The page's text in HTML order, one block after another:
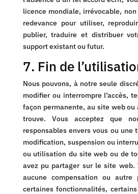
licence mondiale, irrévocable,
redevance pour utiliser,
publier, traduire et distribuer
support existant ou futur.
7. Fin de
Nous pouvons, à notre seule
modifier ou interrompre l’accès,
façon permanente, au site web ou
trouve. Vous acceptez que
responsables envers vous ou
modification, suspension ou
ou utilisation du site web ou de
avez pu partager sur le site web.
aucune compensation ou autre
certaines fonctionnalités,